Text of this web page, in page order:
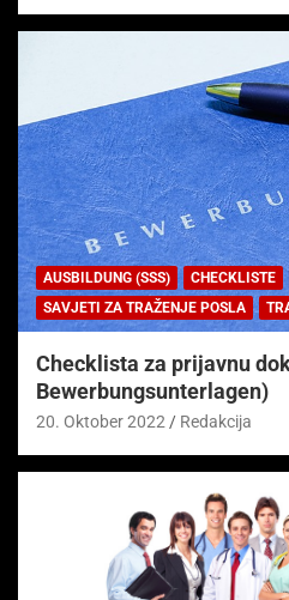
AUSBILDUNG (SSS) CHECKLISTE
SAVJETI ZA TRAŽENJE POSLA
Checklista za prijavnu
Bewerbungsunterlagen)
20. Oktober 2022 Redakcija